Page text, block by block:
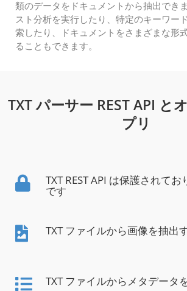
類のデータをドキュメントから抽出でき
スト分析を実行したり、特定のキーワー
索したり、ドキュメントをさまざまな形
ることもできます。
TXT パーサー REST API と
プリ
TXT REST API は保護されて
です
TXT ファイルから画像を抽出
TXT ファイルからメタデータ